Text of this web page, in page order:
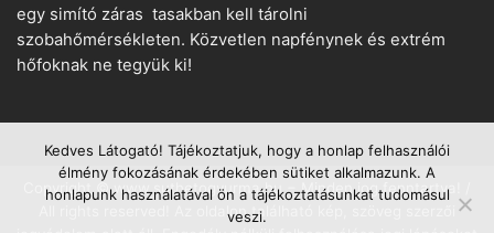
egy simító záras tasakban kell tárolni
szobahőmérsékleten. Közvetlen napfénynek és extrém
hőfoknak ne tegyük ki!
Copyright © www.suthetogyurma.hu − Minden jog fenntartva! /
All rights reserved! Az oldalon található kép, szöveg szerzői
Kedves Látogató! Tájékoztatjuk, hogy a honlap felhasználói
élmény fokozásának érdekében sütiket alkalmazunk. A
honlapunk használatával ön a tájékoztatásunkat tudomásul
veszi.